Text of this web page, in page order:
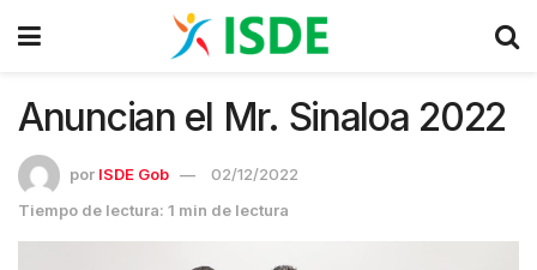
Anuncian el Mr. Sinaloa 2022
por ISDE Gob
02/12/2022
Tiempo de lectura: 1 min de lectura